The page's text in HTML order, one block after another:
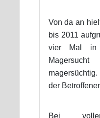
Von da an
bis 2011
vier Mal in
der
Bei